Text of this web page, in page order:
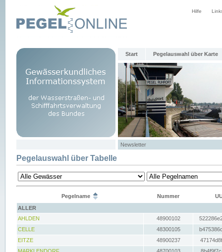
Hilfe
Start Pegelauswahl über Karte
Newsletter
Pegelauswahl über Tabelle
Pegelname Nummer
ALLER
AHLDEN
48900102
CELLE
48300105
EITZE
48900237